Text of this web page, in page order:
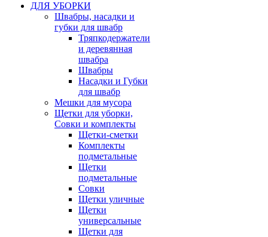
ДЛЯ УБОРКИ
Швабры, насадки и
губки для швабр
Тряпкодержатели
и деревянная
швабра
Швабры
Насадки и Губки
для швабр
Мешки для мусора
Щетки для уборки,
Совки и комплекты
Щетки-сметки
Комплекты
подметальные
Щетки
подметальные
Совки
Щетки уличные
Щетки
универсальные
Щетки для